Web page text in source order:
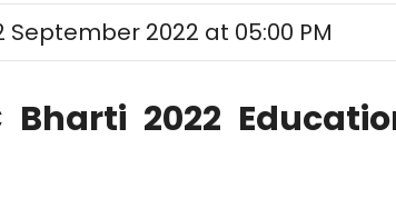
September 2022 at 05:00 PM
2022